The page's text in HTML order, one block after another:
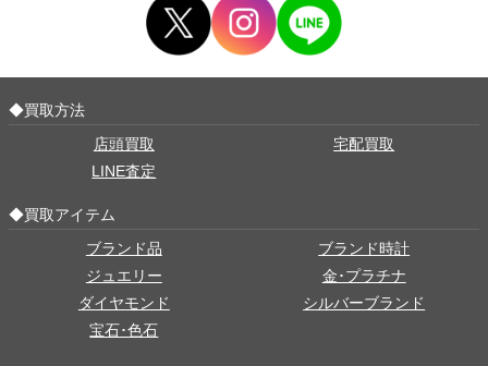
◆買取方法
店頭買取
宅配買取
LINE査定
◆買取アイテム
ブランド品
ブランド時計
ジュエリー
金･プラチナ
ダイヤモンド
シルバーブランド
宝石･色石